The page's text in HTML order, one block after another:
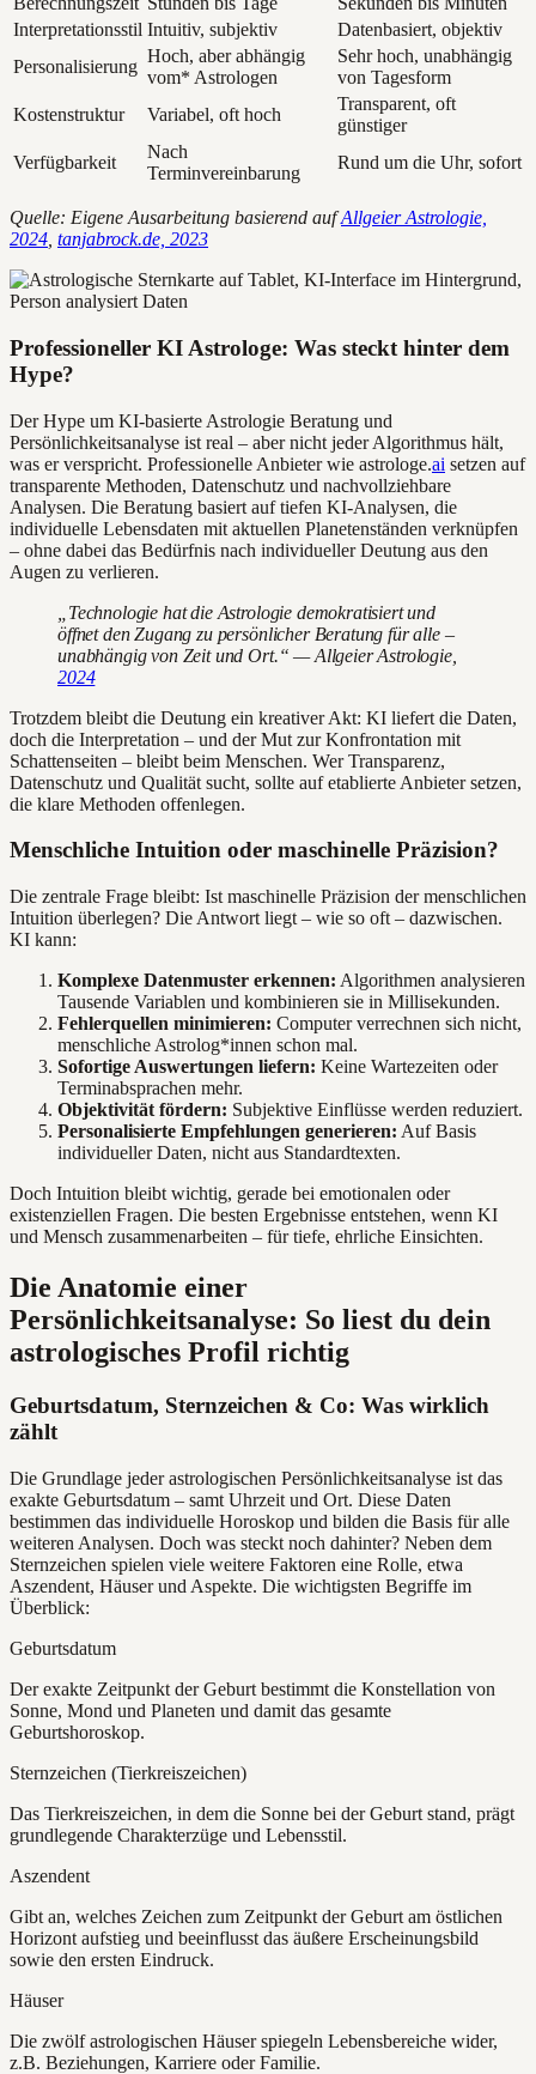
Interpretationsstil Intuitiv, subjektiv
Datenbasiert, objektiv
Personalisierung
Hoch, aber abhängig
vom* Astrologen
Sehr hoch, unabhängig
von Tagesform
Kostenstruktur
Variabel, oft hoch
Transparent, oft
günstiger
Verfügbarkeit
Nach
Terminvereinbarung
Rund um die Uhr, sofort
Quelle: Eigene Ausarbeitung basierend aufAllgeier Astrologie,
2024 tanjabrock.de, 2023
Professioneller KI Astrologe: Was steckt hinter dem
Hype?
Der Hype um KI-basierte Astrologie Beratung und
Persönlichkeitsanalyse ist real – aber nicht jeder Algorithmus hält,
was er verspricht. Professionelle Anbieter wie astrologe.ai setzen auf
transparente Methoden, Datenschutz und nachvollziehbare
Analysen. Die Beratung basiert auf tiefen KI-Analysen, die
individuelle Lebensdaten mit aktuellen Planetenständen verknüpfen
– ohne dabei das Bedürfnis nach individueller Deutung aus den
Augen zu verlieren.
„Technologie hat die Astrologie demokratisiert und
öffnet den Zugang zu persönlicher Beratung für alle –
unabhängig von Zeit und Ort.“ — Allgeier Astrologie,
2024
Trotzdem bleibt die Deutung ein kreativer Akt: KI liefert die Daten,
doch die Interpretation – und der Mut zur Konfrontation mit
Schattenseiten – bleibt beim Menschen. Wer Transparenz,
Datenschutz und Qualität sucht, sollte auf etablierte Anbieter setzen,
die klare Methoden offenlegen.
Menschliche Intuition oder maschinelle Präzision?
Die zentrale Frage bleibt: Ist maschinelle Präzision der menschlichen
Intuition überlegen? Die Antwort liegt – wie so oft – dazwischen.
KI kann:
Komplexe Datenmuster erkennen: Algorithmen analysieren
Tausende Variablen und kombinieren sie in Millisekunden.
Fehlerquellen minimieren: Computer verrechnen sich nicht,
menschliche Astrolog*innen schon mal.
Sofortige Auswertungen liefern: Keine Wartezeiten oder
Terminabsprachen mehr.
Objektivität fördern: Subjektive Einflüsse werden reduziert.
Personalisierte Empfehlungen generieren: Auf Basis
individueller Daten, nicht aus Standardtexten.
Doch Intuition bleibt wichtig, gerade bei emotionalen oder
existenziellen Fragen. Die besten Ergebnisse entstehen, wenn KI
und Mensch zusammenarbeiten – für tiefe, ehrliche Einsichten.
Die Anatomie einer
Persönlichkeitsanalyse: So liest du dein
astrologisches Profil richtig
Geburtsdatum, Sternzeichen & Co: Was wirklich
zählt
Die Grundlage jeder astrologischen Persönlichkeitsanalyse ist das
exakte Geburtsdatum – samt Uhrzeit und Ort. Diese Daten
bestimmen das individuelle Horoskop und bilden die Basis für alle
weiteren Analysen. Doch was steckt noch dahinter? Neben dem
Sternzeichen spielen viele weitere Faktoren eine Rolle, etwa
Aszendent, Häuser und Aspekte. Die wichtigsten Begriffe im
Überblick:
Geburtsdatum
Der exakte Zeitpunkt der Geburt bestimmt die Konstellation von
Sonne, Mond und Planeten und damit das gesamte
Geburtshoroskop.
Sternzeichen (Tierkreiszeichen)
Das Tierkreiszeichen, in dem die Sonne bei der Geburt stand, prägt
grundlegende Charakterzüge und Lebensstil.
Aszendent
Gibt an, welches Zeichen zum Zeitpunkt der Geburt am östlichen
Horizont aufstieg und beeinflusst das äußere Erscheinungsbild
sowie den ersten Eindruck.
Häuser
Die zwölf astrologischen Häuser spiegeln Lebensbereiche wider,
z.B. Beziehungen, Karriere oder Familie.